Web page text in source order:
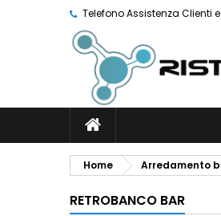
Telefono Assistenza Clienti
Home Arredamento
RETROBANCO BAR